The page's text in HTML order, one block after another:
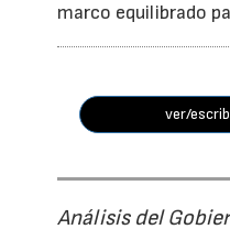
marco equilibrado
ver/
Análisis del